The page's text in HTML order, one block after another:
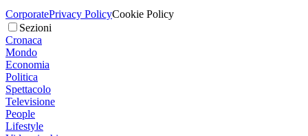
CorporatePrivacy PolicyCookie Policy
Sezioni
Cronaca
Mondo
Economia
Politica
Spettacolo
Televisione
People
Lifestyle